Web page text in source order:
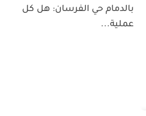
بالدمام حي الفرسان: هل كل
عملية...